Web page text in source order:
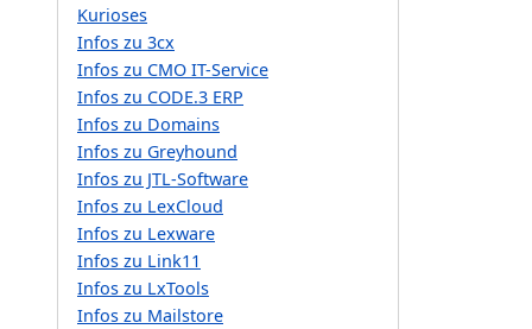
Kurioses
Infos zu 3cx
Infos zu CMO IT-Service
Infos zu CODE.3 ERP
Infos zu Domains
Infos zu Greyhound
Infos zu JTL-Software
Infos zu LexCloud
Infos zu Lexware
Infos zu Link11
Infos zu LxTools
Infos zu Mailstore